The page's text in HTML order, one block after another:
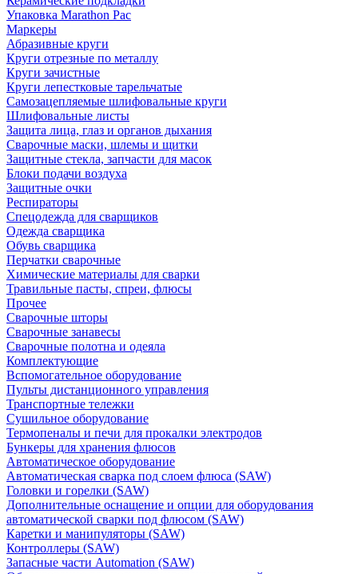
Упаковка Marathon Pac
Маркеры
Абразивные круги
Круги отрезные по металлу
Круги зачистные
Круги лепестковые тарельчатые
Самозацепляемые шлифовальные круги
Шлифовальные листы
Защита лица, глаз и органов дыхания
Сварочные маски, шлемы и щитки
Защитные стекла, запчасти для масок
Блоки подачи воздуха
Защитные очки
Респираторы
Спецодежда для сварщиков
Одежда сварщика
Обувь сварщика
Перчатки сварочные
Химические материалы для сварки
Травильные пасты, спреи, флюсы
Прочее
Сварочные шторы
Сварочные занавесы
Сварочные полотна и одеяла
Комплектующие
Вспомогательное оборудование
Пульты дистанционного управления
Транспортные тележки
Сушильное оборудование
Термопеналы и печи для прокалки электродов
Бункеры для хранения флюсов
Автоматическое оборудование
Автоматическая сварка под слоем флюса (SAW)
Головки и горелки (SAW)
Дополнительные оснащение и опции для оборудования
автоматической сварки под флюсом (SAW)
Каретки и манипуляторы (SAW)
Контроллеры (SAW)
Запасные части Automation (SAW)